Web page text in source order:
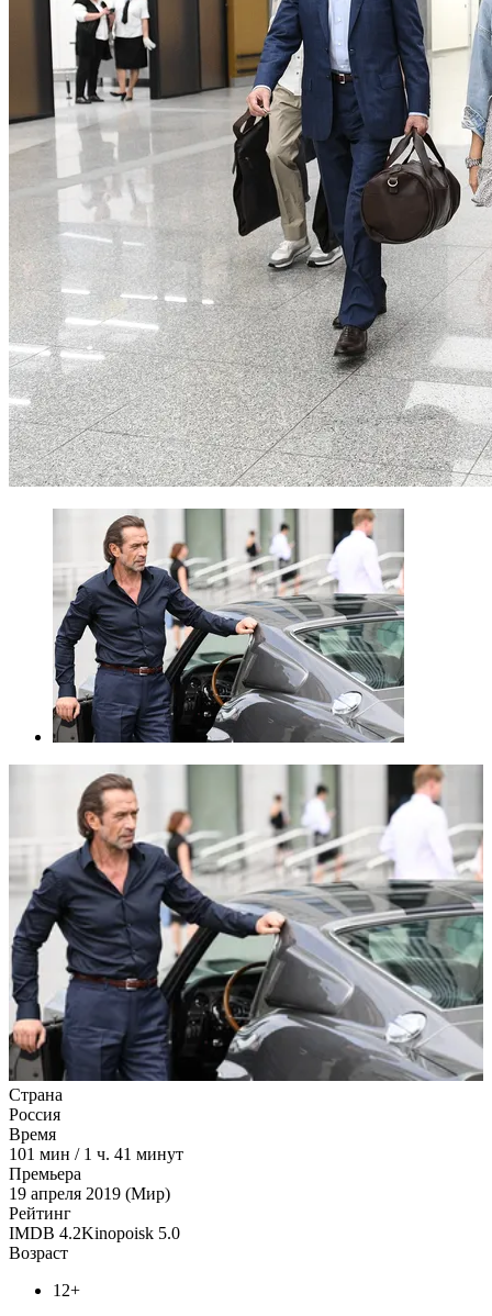
Страна
Россия
Время
101 мин / 1 ч. 41 минут
Премьера
19 апреля 2019 (Мир)
Рейтинг
IMDB 4.2Kinopoisk 5.0
Возраст
12+